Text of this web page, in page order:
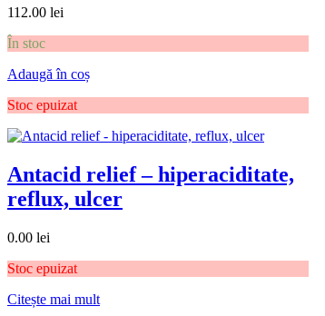
112.00 lei
În stoc
Adaugă în coș
Stoc epuizat
Antacid relief – hiperaciditate,
reflux, ulcer
0.00 lei
Stoc epuizat
Citește mai mult